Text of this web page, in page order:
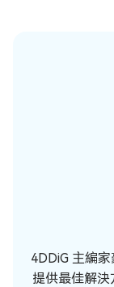
4DDiG 主編
提供最佳解